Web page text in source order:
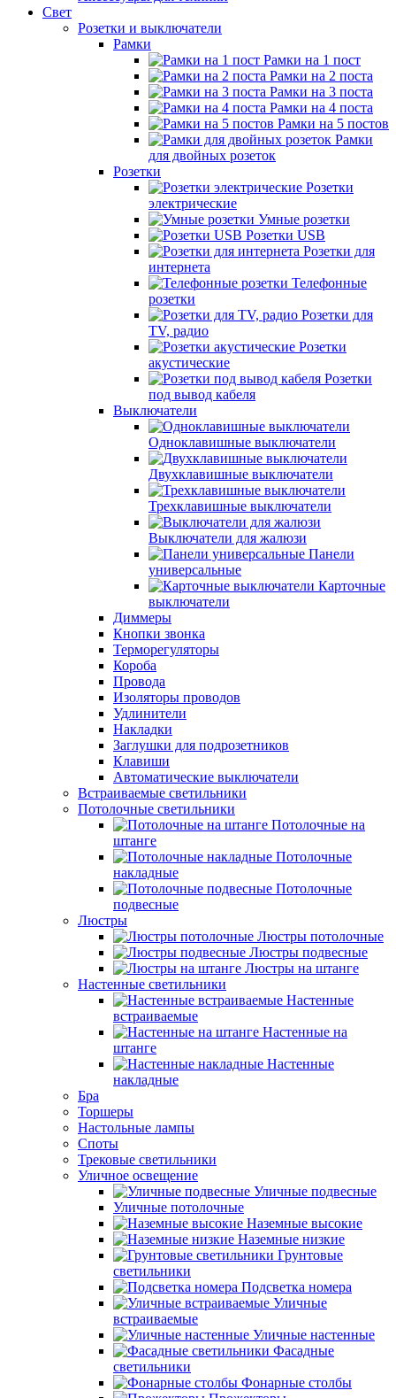
Свет
Розетки и выключатели
Рамки
Рамки на 1 пост
Рамки на 2 поста
Рамки на 3 поста
Рамки на 4 поста
Рамки на 5 постов
Рамки
для двойных розеток
Розетки
Розетки
электрические
Умные розетки
Розетки USB
Розетки для
интернета
Телефонные
розетки
Розетки для
TV, радио
Розетки
акустические
Розетки
под вывод кабеля
Выключатели
Одноклавишные выключатели
Двухклавишные выключатели
Трехклавишные выключатели
Выключатели для жалюзи
Панели
универсальные
Карточные
выключатели
Диммеры
Кнопки звонка
Терморегуляторы
Короба
Провода
Изоляторы проводов
Удлинители
Накладки
Заглушки для подрозетников
Клавиши
Автоматические выключатели
Встраиваемые светильники
Потолочные светильники
Потолочные на
штанге
Потолочные
накладные
Потолочные
подвесные
Люстры
Люстры потолочные
Люстры подвесные
Люстры на штанге
Настенные светильники
Настенные
встраиваемые
Настенные на
штанге
Настенные
накладные
Бра
Торшеры
Настольные лампы
Споты
Трековые светильники
Уличное освещение
Уличные подвесные
Уличные потолочные
Наземные высокие
Наземные низкие
Грунтовые
светильники
Подсветка номера
Уличные
встраиваемые
Уличные настенные
Фасадные
светильники
Фонарные столбы